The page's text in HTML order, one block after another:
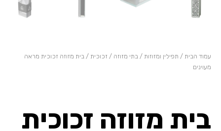
עמוד הבית / תפילין ומזוזות / בתי מזוזה / זכוכית / בית מזוזה זכוכית מראה
מעוינים
בית מזוזה זכוכית